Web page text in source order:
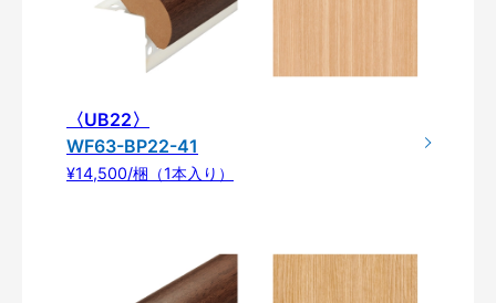
〈UB22〉
WF63-BP22-41
¥14,500/梱（1本入り）